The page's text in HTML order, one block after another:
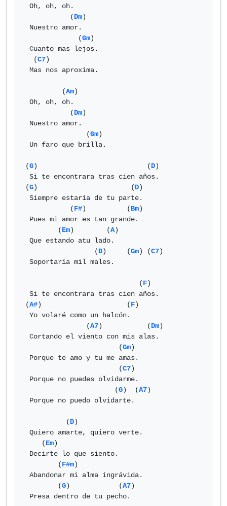
           (
Dm)
             (
Gm)
  (
C7)
         (
Am)
           (
Dm)
               (
Gm)
(G)                           (D)
(G)                       (D)
           (
F#)          (Bm)
        (
Em)        (A)
                 (
D)     (Gm) (C7)
                            (
F)
(A#)                     (F)
               (
A7)           (Dm)
                       (
Gm)
                       (
C7)
                      (
G)  (A7)
          (
D)
    (
Em)
        (
F#m)
        (
G)            (A7)